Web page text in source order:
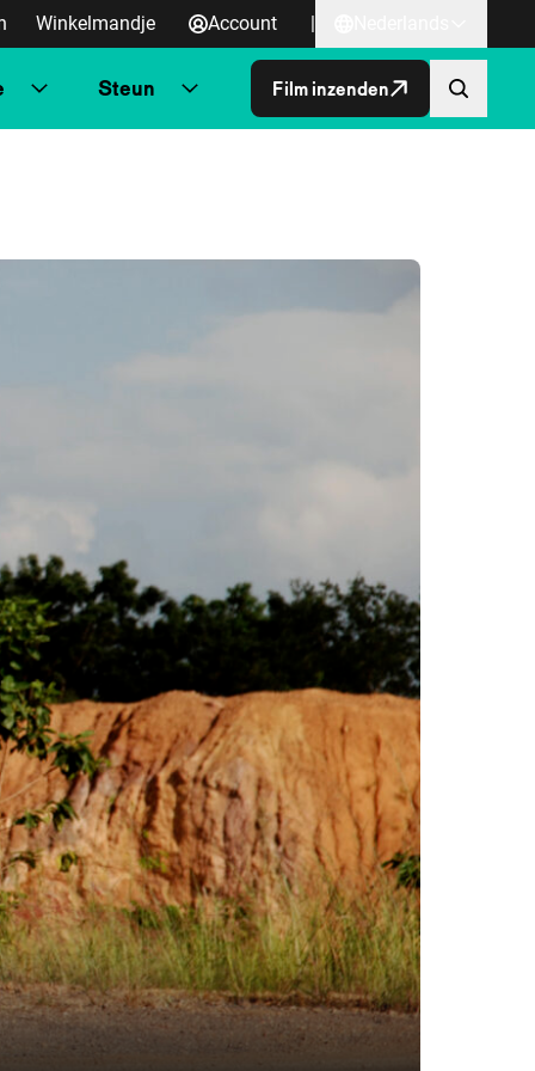
Winkelmandje Account |
Steun Film inzenden